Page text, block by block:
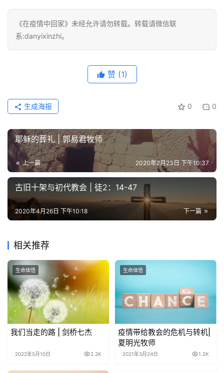
《在疫情中回家》未经允许请勿转载。转载请微信联
系:danyixinzhi。
赞 (1)
0 0
生成海报
耶稣的葬礼 | 郭易君牧师
上一篇 2020年2月23日 下午10:37
古旧十架与初代教会 | 徒2：14-47
下一篇
2020年4月26日 下午10:18
相关推荐
生命体悟
我们当走的路 | 剑桥七杰
2022年5月10日 2.2K
生命体悟
疫情带给教会的危机与转机|
夏明光牧师
2021年3月24日 1.2K